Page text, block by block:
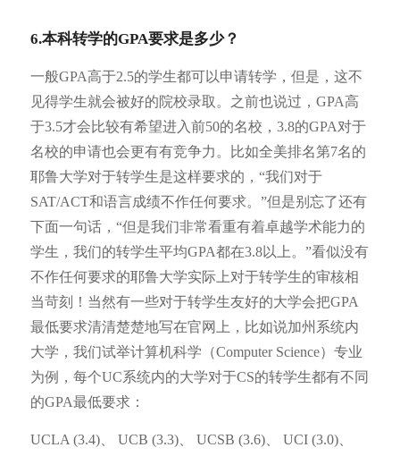
6.本科转学的GPA要求是多少？
一般GPA高于2.5的学生都可以申请转学，但是，这不
见得学生就会被好的院校录取。之前也说过，GPA高
于3.5才会比较有希望进入前50的名校，3.8的GPA对于
名校的申请也会更有有竞争力。比如全美排名第7名的
耶鲁大学对于转学生是这样要求的，“我们对于
SAT/ACT和语言成绩不作任何要求。”但是别忘了还有
下面一句话，“但是我们非常看重有着卓越学术能力的
学生，我们的转学生平均GPA都在3.8以上。”看似没有
不作任何要求的耶鲁大学实际上对于转学生的审核相
当苛刻！当然有一些对于转学生友好的大学会把GPA
最低要求清清楚楚地写在官网上，比如说加州系统内
大学，我们试举计算机科学（Computer Science）专业
为例，每个UC系统内的大学对于CS的转学生都有不同
的GPA最低要求：
UCLA (3.4)、 UCB (3.3)、 UCSB (3.6)、 UCI (3.0)、